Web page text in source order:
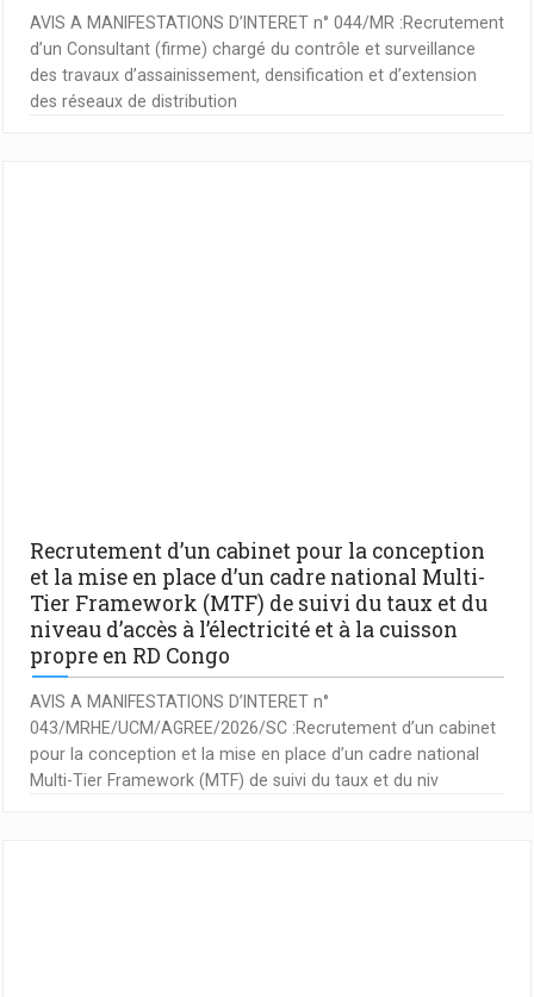
AVIS A MANIFESTATIONS D’INTERET n° 044/MR :Recrutement
d’un Consultant (firme) chargé du contrôle et surveillance
des travaux d’assainissement, densification et d’extension
des réseaux de distribution
Recrutement d’un cabinet pour la conception
et la mise en place d’un cadre national Multi-
Tier Framework (MTF) de suivi du taux et du
niveau d’accès à l’électricité et à la cuisson
propre en RD Congo
AVIS A MANIFESTATIONS D’INTERET n°
043/MRHE/UCM/AGREE/2026/SC :Recrutement d’un cabinet
pour la conception et la mise en place d’un cadre national
Multi-Tier Framework (MTF) de suivi du taux et du niv